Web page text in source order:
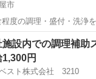
市
度の調理・盛付・洗浄
にはどうしたらよいか
工夫が大きな改善に繋
てもらっ...
その他
施設内での調理補助
1,300円
スト株式会社 3210